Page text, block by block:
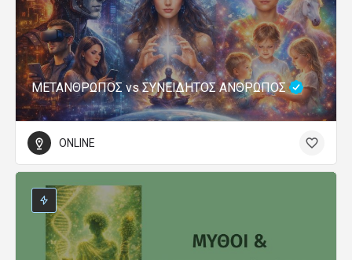
ΜΕΤΑΝΘΡΩΠΟΣ vs ΣΥΝΕΙΔΗΤΟΣ ΑΝΘΡΩΠΟΣ
ONLINE